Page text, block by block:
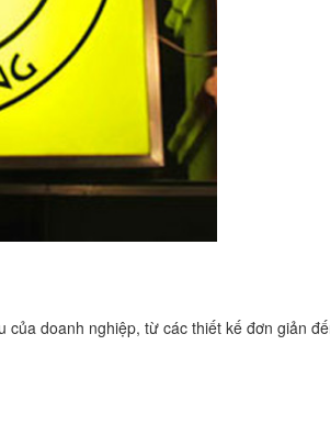
doanh nghiệp, từ các thiết kế đơn giản